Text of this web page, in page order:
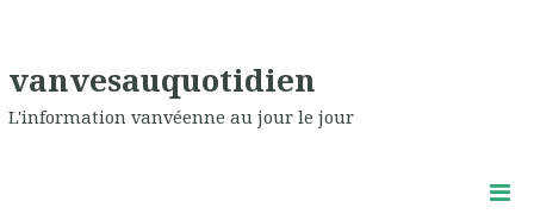
vanvesauquotidien
L'information vanvéenne au jour le jour